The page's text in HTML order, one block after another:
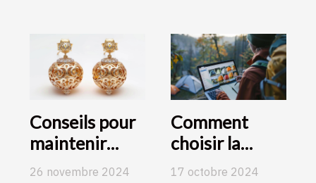
Conseils pour
maintenir
l'éclat de vos
26 novembre 2024
Comment
choisir la
meilleure
17 octobre 2024